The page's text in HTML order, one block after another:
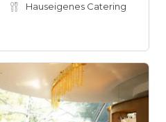
Hauseigenes Catering